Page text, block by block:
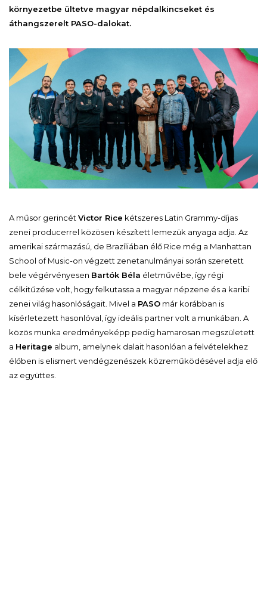
környezetbe ültetve magyar népdalkincseket és
áthangszerelt PASO-dalokat.
A műsor gerincét Victor Rice kétszeres Latin Grammy-díjas
zenei producerrel közösen készített lemezük anyaga adja. Az
amerikai származású, de Brazíliában élő Rice még a Manhattan
School of Music-on végzett zenetanulmányai során szeretett
bele végérvényesen Bartók Béla életművébe, így régi
célkitűzése volt, hogy felkutassa a magyar népzene és a karibi
zenei világ hasonlóságait. Mivel a PASO már korábban is
kísérletezett hasonlóval, így ideális partner volt a munkában. A
közös munka eredményeképp pedig hamarosan megszületett
a Heritage album, amelynek dalait hasonlóan a felvételekhez
élőben is elismert vendégzenészek közreműködésével adja elő
az együttes.